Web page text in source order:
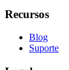
Recursos
Blog
Suporte